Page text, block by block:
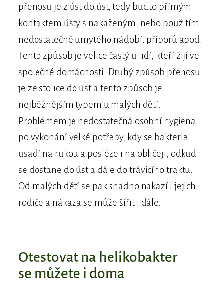
přenosu je z úst do úst, tedy buďto přímým
kontaktem ústy s nakaženým, nebo použitím
nedostatečně umytého nádobí, příborů apod.
Tento způsob je velice častý u lidí, kteří žijí ve
společné domácnosti. Druhý způsob přenosu
je ze stolice do úst a tento způsob je
nejběžnějším typem u malých dětí.
Problémem je nedostatečná osobní hygiena
po vykonání velké potřeby, kdy se bakterie
usadí na rukou a posléze i na obličeji, odkud
se dostane do úst a dále do trávicího traktu.
Od malých dětí se pak snadno nakazí i jejich
rodiče a nákaza se může šířit i dále.
​​Otestovat na helikobakter
se můžete i doma